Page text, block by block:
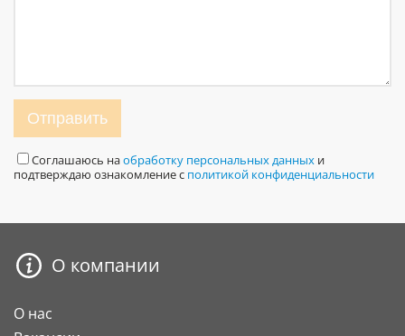
Отправить
Соглашаюсь наобработку персональных данных и
подтверждаю ознакомление с политикой конфиденциальности
О компании
О нас